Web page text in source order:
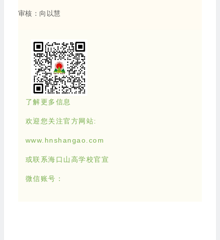
审核：向以慧
了解更多信息
欢迎您关注官方网站:
www.hnshangao.com
或联系海口山高学校官宣
微信账号：